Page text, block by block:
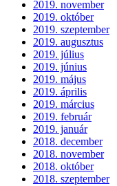
2019. november
2019. október
2019. szeptember
2019. augusztus
2019. július
2019. június
2019. május
2019. április
2019. március
2019. február
2019. január
2018. december
2018. november
2018. október
2018. szeptember